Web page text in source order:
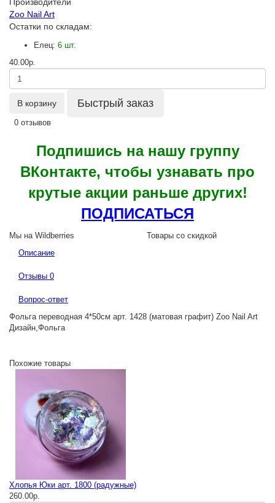
Производители
Zoo Nail Art
Остатки по складам:
Елец: 6 шт.
40.00р.
В корзину Быстрый заказ
0 отзывов
Подпишись на нашу группу
ВКонтакте, чтобы узнавать про
крутые акции раньше других!
ПОДПИСАТЬСЯ
Мы на Wildberries
Товары со скидкой
Описание
Отзывы 0
Вопрос-ответ
Фольга переводная 4*50см арт. 1428 (матовая графит) Zoo Nail Art
Дизайн,Фольга
Похожие товары
Хлопья Юки арт. 1800 (радужные)
260.00р.